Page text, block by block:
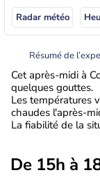
Radar météo
Résumé de
Cet après-midi à
quelques gouttes.
Les températures
chaudes l'après-
La fiabilité de la
De 15h à